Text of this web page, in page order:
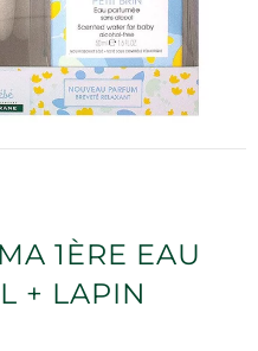
1ÈRE EAU
+ LAPIN